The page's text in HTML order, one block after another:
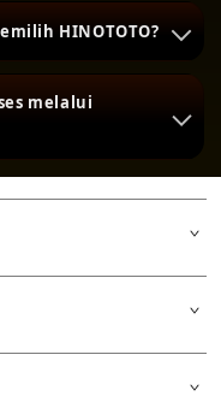
HINOTOTO?
melalui